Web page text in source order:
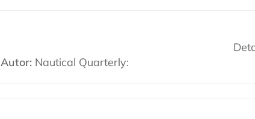
Autor:Nautical Quarterly: